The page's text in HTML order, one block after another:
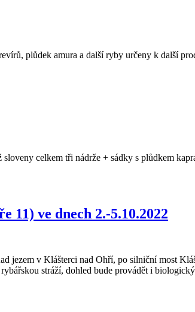
plůdek amura a další ryby určeny k další
celkem tři nádrže + sádky s plůdkem
ve dnech 2.-5.10.2022
jezem v Klášterci nad Ohří, po silniční most
stráží, dohled bude provádět i